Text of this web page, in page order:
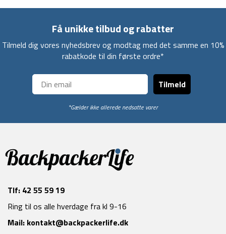
Få unikke tilbud og rabatter
Tilmeld dig vores nyhedsbrev og modtag med det samme en 10%
rabatkode til din første ordre*
Tilmeld
*Gælder ikke allerede nedsatte varer
Tlf: 42 55 59 19
Ring til os alle hverdage fra kl 9-16
Mail: kontakt@backpackerlife.dk